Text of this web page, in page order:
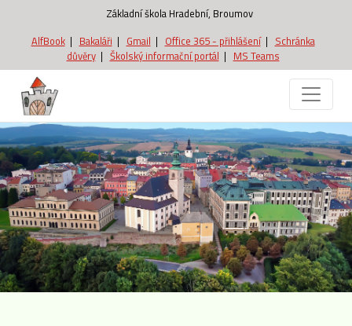
Základní škola Hradební, Broumov
AlfBook| Bakaláři | Gmail | Office 365 - přihlášení| Schránka
důvěry| Školský informační portál | MS Teams